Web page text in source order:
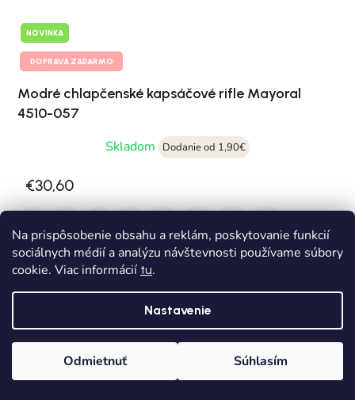
Na prispôsobenie obsahu a reklám, poskytovanie funkcií
sociálnych médií a analýzu návštevnosti používame súbory
cookie. Viac informácií tu.
Nastavenie
Odmietnuť Súhlasím
NOVINKA
DOPRAVA ZADARMO
Modré chlapčenské kapsáčové rifle Mayoral
4510-057
Skladom
Dodanie od 1,90€
€30,60